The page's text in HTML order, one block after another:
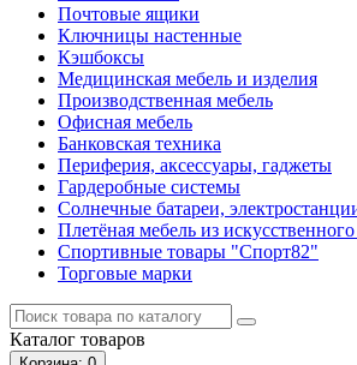
Почтовые ящики
Ключницы настенные
Кэшбоксы
Медицинская мебель и изделия
Производственная мебель
Офисная мебель
Банковская техника
Периферия, аксессуары, гаджеты
Гардеробные системы
Солнечные батареи,
Плетёная мебель из искусственного
Спортивные товары "Спорт82"
Торговые марки
Каталог товаров